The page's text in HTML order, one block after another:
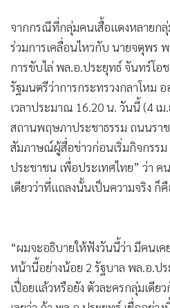
• จีน
• ชุมชน-คุณภาพชีวิต
• อาชญากรรม
• Motoring
• เกม
• วิทยาศาสตร์
• SMEs
• หุ้น
• อินโดจีน
Factcheck
• ญี่ปุ่น
News1
จากกรณีที่กลุ่มคนเสื้อแดงหลายกลุ่
ร่วมการเคลื่อนไหวกับ นายจตุพร
การขับไล่ พล.อ.ประยุทธ์ จันทร์โอ
รัฐมนตรีว่าการกระทรวงกลาโหม
เวลาประมาณ 16.20 น. วันนี้ (4
สถานพฤษภาประชาธรรม ถนนรา
สัมภาษณ์ผู้สื่อข่าวก่อนเริ่มกิจกรรม
ประชาชน เพื่อประเทศไทย” ว่า
เดียวว่าที่แถลงนั้นเป็นความจริง ก็
“ผมจะอธิบายให้ฟังวันนี้ว่า มีคนเ
หน้านี้อย่างน้อย 2 รัฐบาล พล.อ.ป
เปื่อยแล้วหรือยัง ตัวละครกลุ่มเดีย